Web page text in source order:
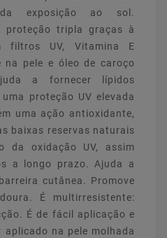
exposição ao sol.
proteção tripla graças à
filtros UV, Vitamina E
na pele e óleo de caroço
a fornecer lípidos
proteção UV elevada
uma ação antioxidante,
baixas reservas naturais
da oxidação UV, assim
a longo prazo. Ajuda a
cutânea. Promove
É multirresistente:
É de fácil aplicação e
aplicado na pele molhada